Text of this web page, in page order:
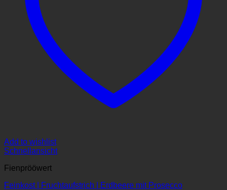
Add to wishlist
Schnellansicht
Fienprööwert
Feinkost | Fruchtaufstrich | Erdbeere mit Prosecco